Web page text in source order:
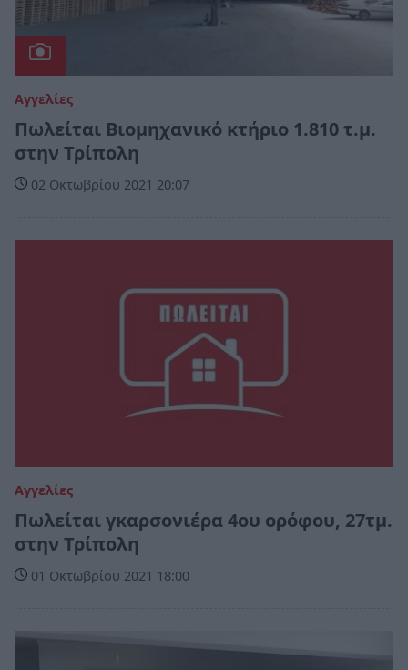
Αγγελίες
Πωλείται Βιομηχανικό κτήριο 1.810 τ.μ.
στην Τρίπολη
02 Οκτωβρίου 2021 20:07
Αγγελίες
Πωλείται γκαρσονιέρα 4ου ορόφου, 27τμ.
στην Τρίπολη
01 Οκτωβρίου 2021 18:00